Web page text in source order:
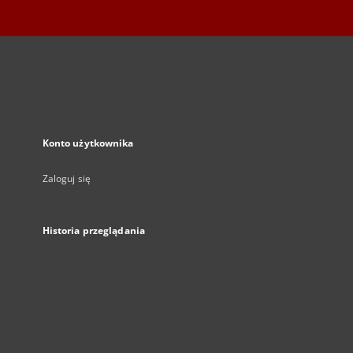
Konto użytkownika
Zaloguj się
Historia przeglądania